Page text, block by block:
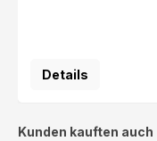
Details
Produktgalerie
Kunden kauften auch